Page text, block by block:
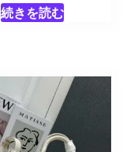
続きを読む